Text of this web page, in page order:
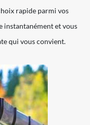
rapide parmi vos
instantanément et vous
qui vous convient.